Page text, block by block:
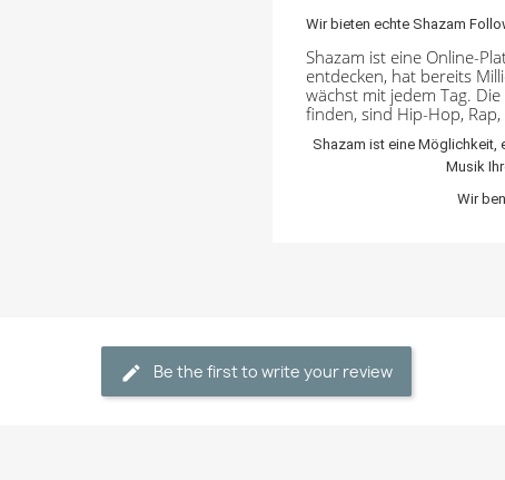
Wir bieten echte Shazam
Shazam ist eine Online-
entdecken, hat bereits
wächst mit jedem Tag.
finden, sind Hip-Hop,
Shazam ist eine Möglichkeit,
Musik
Wir
Be the first to write your review